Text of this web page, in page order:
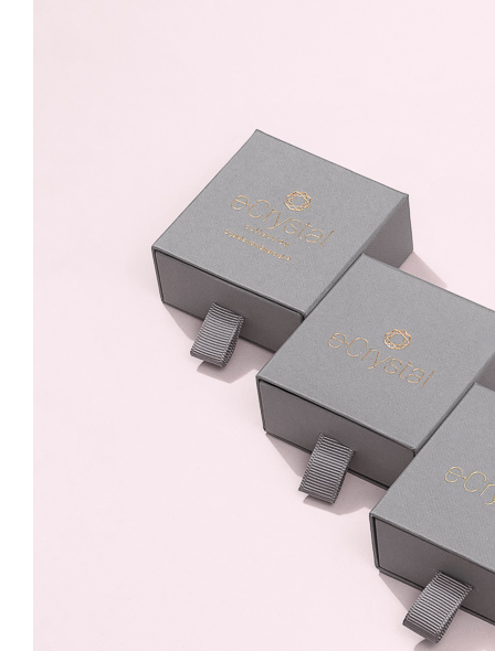
Swarovski® Xirius
Aquamarine 8mm Surub
Aur galben 18K